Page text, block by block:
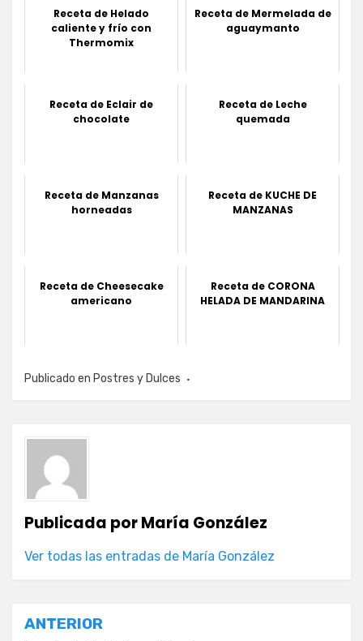
Receta de Helado
caliente y frío con
Thermomix
Receta de Mermelada de
aguaymanto
Receta de Eclair de
chocolate
Receta de Leche
quemada
Receta de Manzanas
horneadas
Receta de KUCHE DE
MANZANAS
Receta de Cheesecake
americano
Receta de CORONA
HELADA DE MANDARINA
Publicado en Postres y Dulces
Publicada porMaría González
Ver todas las entradas de María González
Navegación
ANTERIOR